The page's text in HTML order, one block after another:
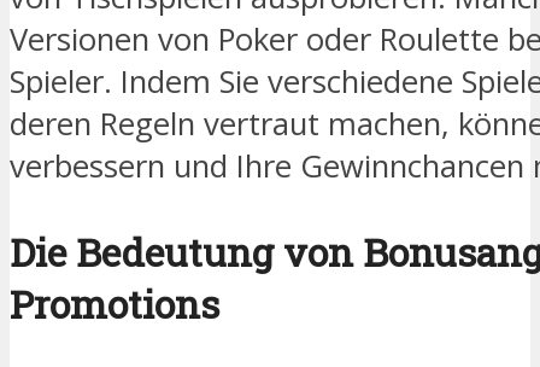
Versionen von Poker oder Roulette
Spieler. Indem Sie verschiedene
deren Regeln vertraut machen,
verbessern und Ihre
Die Bedeutung von
Promotions